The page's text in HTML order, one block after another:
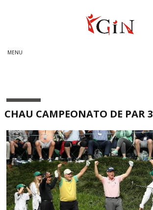
MENU
CHAU CAMPEONATO DE PAR 3